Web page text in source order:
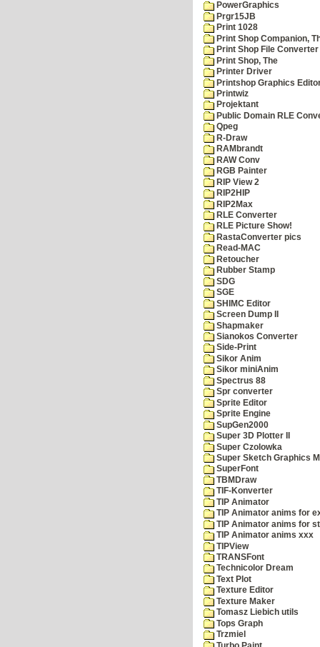
PowerGraphics
Prgr15JB
Print 1028
Print Shop Companion,
Print Shop File Converter
Print Shop, The
Printer Driver
Printshop Graphics
Printwiz
Projektant
Public Domain RLE
Qpeg
R-Draw
RAMbrandt
RAW Conv
RGB Painter
RIP View 2
RIP2HIP
RIP2Max
RLE Converter
RLE Picture Show!
RastaConverter pics
Read-MAC
Retoucher
Rubber Stamp
SDG
SGE
SHIMC Editor
Screen Dump II
Shapmaker
Sianokos Converter
Side-Print
Sikor Anim
Sikor miniAnim
Spectrus 88
Spr converter
Sprite Editor
Sprite Engine
SupGen2000
Super 3D Plotter II
Super Czolowka
Super Sketch Graphics
SuperFont
TBMDraw
TIF-Konverter
TIP Animator
TIP Animator anims for
TIP Animator anims for
TIP Animator anims xxx
TIPView
TRANSFont
Technicolor Dream
Text Plot
Texture Editor
Texture Maker
Tomasz Liebich utils
Tops Graph
Trzmiel